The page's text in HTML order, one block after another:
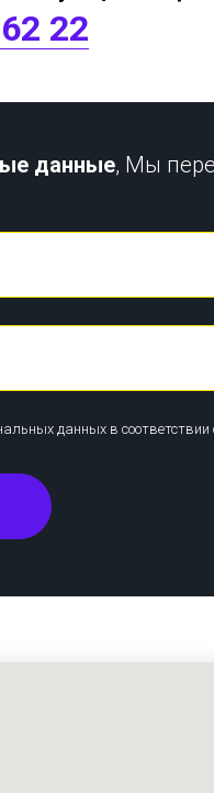
22
данные, Мы
данных в соответствии